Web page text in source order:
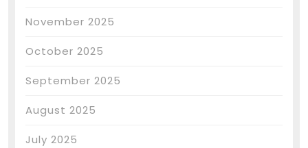
November 2025
October 2025
September 2025
August 2025
July 2025